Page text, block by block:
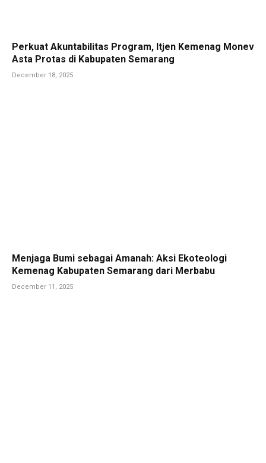
Perkuat Akuntabilitas Program, Itjen Kemenag Monev
Asta Protas di Kabupaten Semarang
December 18, 2025
Menjaga Bumi sebagai Amanah: Aksi Ekoteologi
Kemenag Kabupaten Semarang dari Merbabu
December 11, 2025